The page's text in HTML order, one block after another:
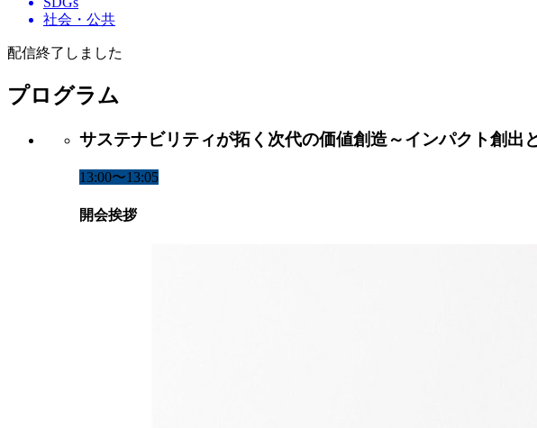
社会・公共
配信終了しました
プログラム
サステナビリティが拓く次代の価値創造～インパクト創出
13:00〜13:05
開会挨拶